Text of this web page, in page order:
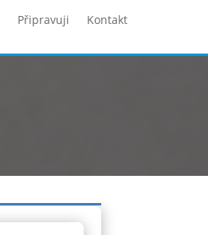
Připravuji Kontakt